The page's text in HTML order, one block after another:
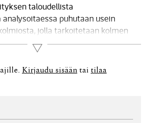
taloudellista
puhutaan usein
jolla tarkoitetaan kolmen
analysointia.Nämä ovat
johdettavissa oleva
sekä yrityksen taloudellista
taseen perusteella
Lue lisää
Kirjaudu sisään tai tilaa